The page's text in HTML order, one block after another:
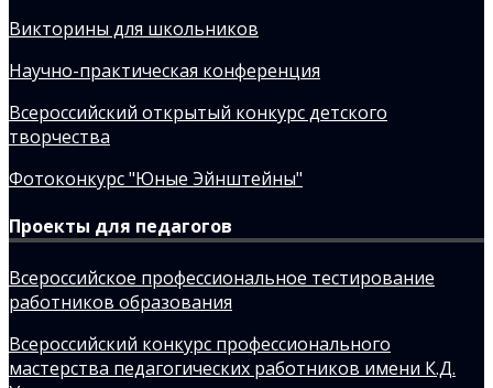
Викторины для школьников
Научно-практическая конференция
Всероссийский открытый конкурс детского
творчества
Фотоконкурс "Юные Эйнштейны"
Проекты для педагогов
Всероссийское профессиональное тестирование
работников образования
Всероссийский конкурс профессионального
мастерства педагогических работников имени К.Д.